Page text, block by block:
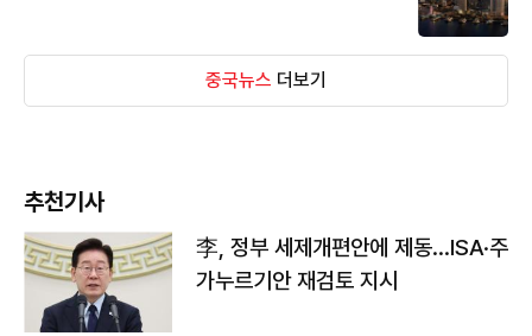
중국뉴스 더보기
추천기사
李, 정부 세제개편안에 제동…ISA·주
가누르기안 재검토 지시